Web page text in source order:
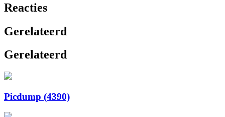
Reacties
Gerelateerd
Gerelateerd
Picdump (4390)